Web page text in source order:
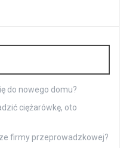
do nowego domu?
ciężarówkę, oto
firmy przeprowadzkowej?